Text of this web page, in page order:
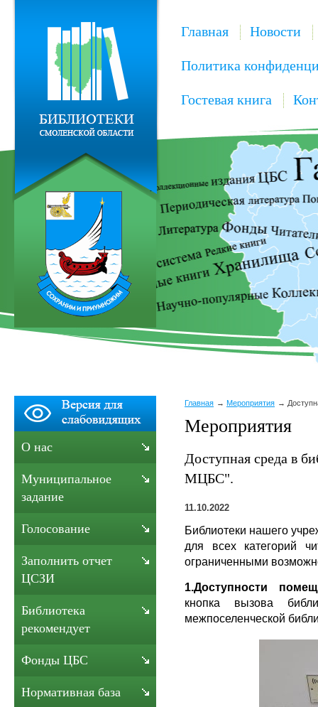
Главная Новости
Политика
Гостевая книга
Главная Мероприятия
Мероприятия
Доступная среда в
МЦБС".
11.10.2022
Библиотеки нашего
для всех категорий
ограниченными
1.Доступности
кнопка вызова
межпоселенческой
О нас
Муниципальное
задание
Голосование
Заполнить отчет
ЦСЗИ
Библиотека
рекомендует
Фонды ЦБС
Нормативная база